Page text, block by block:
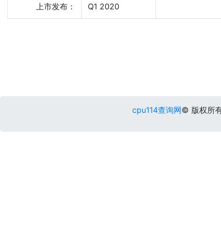
上市发布： Q1 2020
cpu114查询网© 版权所